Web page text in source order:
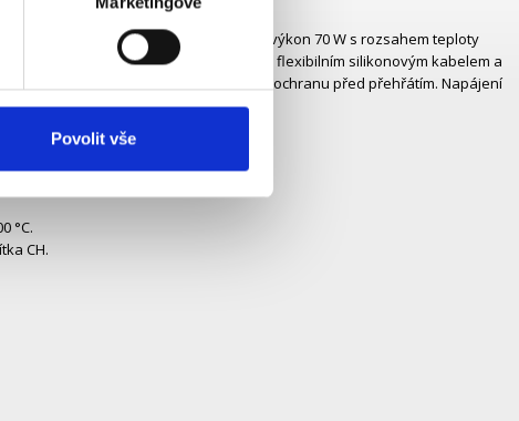
Povolit vše
teplotu. Rychlé zahřátí do 8 sekund a výkon 70 W s rozsahem teploty
teplotu na 200 °C. Ergonomický design s flexibilním silikonovým kabelem a
čištění. Bezpečnostní funkce zahrnují ochranu před přehřátím. Napájení
°C.
CH.